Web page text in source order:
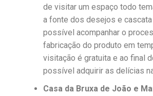
de visitar um espaço todo
a fonte dos desejos e
possível acompanhar o
fabricação do produto em
visitação é gratuita e ao final
possível adquirir as delícias
Casa da Bruxa de João e